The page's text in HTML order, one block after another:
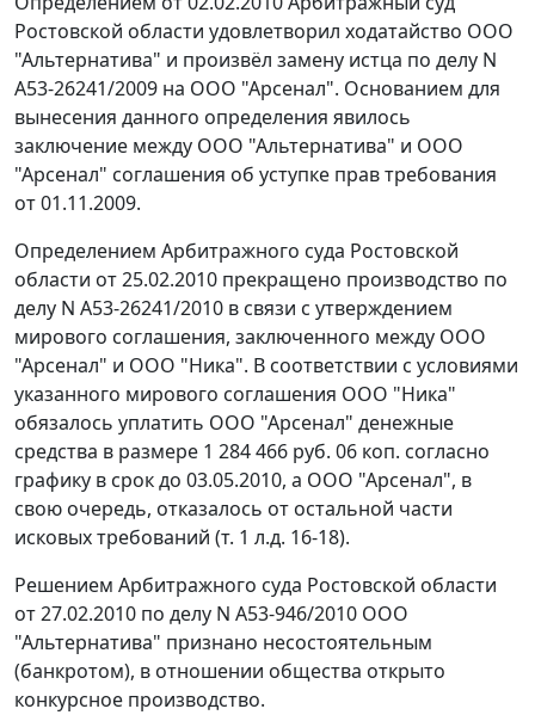
Ростовской области удовлетворил ходатайство ООО
"Альтернатива" и произвёл замену истца по делу N
А53-26241/2009 на ООО "Арсенал". Основанием для
вынесения данного определения явилось
заключение между ООО "Альтернатива" и ООО
"Арсенал" соглашения об уступке прав требования
от 01.11.2009.
Определением Арбитражного суда Ростовской
области от 25.02.2010 прекращено производство по
делу N А53-26241/2010 в связи с утверждением
мирового соглашения, заключенного между ООО
"Арсенал" и ООО "Ника". В соответствии с условиями
указанного мирового соглашения ООО "Ника"
обязалось уплатить ООО "Арсенал" денежные
средства в размере 1 284 466 руб. 06 коп. согласно
графику в срок до 03.05.2010, а ООО "Арсенал", в
свою очередь, отказалось от остальной части
исковых требований (т. 1 л.д. 16-18).
Решением Арбитражного суда Ростовской области
от 27.02.2010 по делу N А53-946/2010 ООО
"Альтернатива" признано несостоятельным
(банкротом), в отношении общества открыто
конкурсное производство.